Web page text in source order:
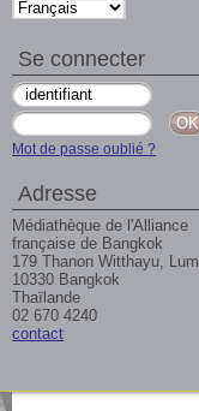
Se connecter
Mot de passe oublié ?
Adresse
Médiathèque de l'Alliance
française de Bangkok
179 Thanon Witthayu,
10330 Bangkok
Thaïlande
02 670 4240
contact